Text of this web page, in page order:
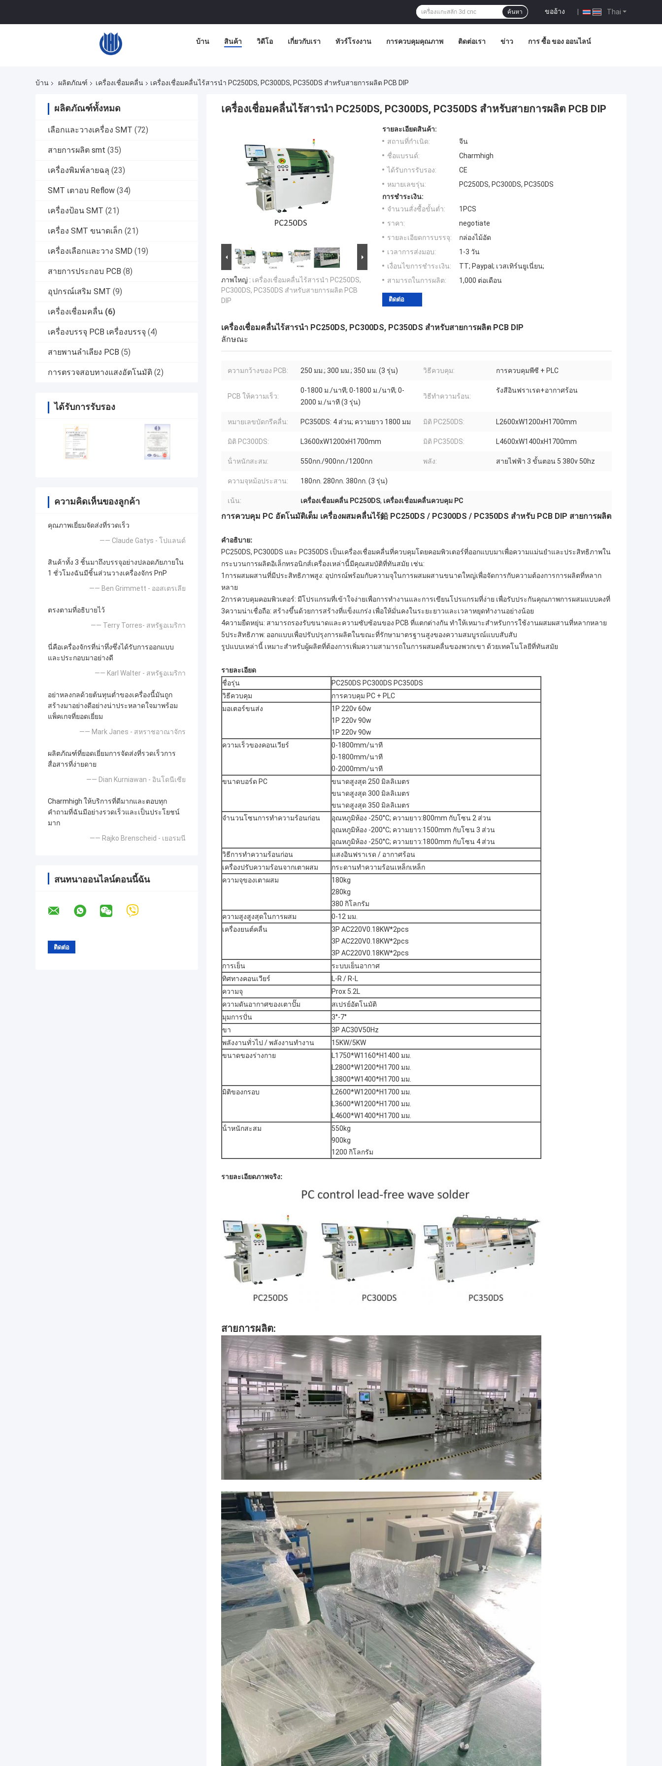
Thai
ขออ้าง |
ค้นหา
บ้าน สินค้า วิดีโอ เกี่ยวกับเรา ทัวร์โรงงาน การควบคุมคุณภาพ ติดต่อเรา ข่าว การ ซื้อ ของ ออนไลน์
บ้าน ผลิตภัณฑ์ เครื่องเชื่อมคลื่น เครื่องเชื่อมคลื่นไร้สารนํา PC250DS, PC300DS, PC350DS สําหรับสายการผลิต PCB DIP
ผลิตภัณฑ์ทั้งหมด
เลือกและวางเครื่อง SMT (72)
สายการผลิต smt (35)
เครื่องพิมพ์ลายฉลุ (23)
SMT เตาอบ Reflow (34)
เครื่องป้อน SMT (21)
เครื่อง SMT ขนาดเล็ก (21)
เครื่องเลือกและวาง SMD (19)
สายการประกอบ PCB (8)
อุปกรณ์เสริม SMT (9)
เครื่องเชื่อมคลื่น (6)
เครื่องบรรจุ PCB เครื่องบรรจุ (4)
สายพานลำเลียง PCB (5)
การตรวจสอบทางแสงอัตโนมัติ (2)
ได้รับการรับรอง
ความคิดเห็นของลูกค้า
คุณภาพเยี่ยมจัดส่งที่รวดเร็ว
—— Claude Gatys - โปแลนด์
สินค้าทั้ง 3 ชิ้นมาถึงบรรจุอย่างปลอดภัยภายใน
1 ชั่วโมงฉันมีชิ้นส่วนวางเครื่องจักร PnP
—— Ben Grimmett - ออสเตรเลีย
ตรงตามที่อธิบายไว้
—— Terry Torres- สหรัฐอเมริกา
นี่คือเครื่องจักรที่น่าทึ่งซึ่งได้รับการออกแบบ
และประกอบมาอย่างดี
—— Karl Walter - สหรัฐอเมริกา
อย่าหลงกลด้วยต้นทุนต่ำของเครื่องนี้มันถูก
สร้างมาอย่างดีอย่างน่าประหลาดใจมาพร้อม
แพ็คเกจที่ยอดเยี่ยม
—— Mark Janes - สหราชอาณาจักร
ผลิตภัณฑ์ที่ยอดเยี่ยมการจัดส่งที่รวดเร็วการ
สื่อสารที่ง่ายดาย
—— Dian Kurniawan - อินโดนีเซีย
Charmhigh ให้บริการที่ดีมากและตอบทุก
คำถามที่ฉันมีอย่างรวดเร็วและเป็นประโยชน์
มาก
—— Rajko Brenscheid - เยอรมนี
สนทนาออนไลน์ตอนนี้ฉัน
เครื่องเชื่อมคลื่นไร้สารนํา PC250DS, PC300DS, PC350DS สําหรับสายการผลิต PCB DIP
ภาพใหญ่ : เครื่องเชื่อมคลื่นไร้สารนํา PC250DS,
PC300DS, PC350DS สําหรับสายการผลิต PCB
DIP
รายละเอียดสินค้า:
สถานที่กำเนิด:
จีน
ชื่อแบรนด์:
Charmhigh
ได้รับการรับรอง:
CE
หมายเลขรุ่น:
PC250DS, PC300DS, PC350DS
การชำระเงิน:
จำนวนสั่งซื้อขั้นต่ำ:
1PCS
ราคา:
negotiate
รายละเอียดการบรรจุ:
กล่องไม้อัด
เวลาการส่งมอบ:
1-3 วัน
เงื่อนไขการชำระเงิน:
TT; Paypal; เวสเทิร์นยูเนี่ยน;
สามารถในการผลิต:
1,000 ต่อเดือน
ติดต่อ
เครื่องเชื่อมคลื่นไร้สารนํา PC250DS, PC300DS, PC350DS สําหรับสายการผลิต PCB DIP
ลักษณะ
ความกว้างของ PCB: 250 มม.; 300 มม.; 350 มม. (3 รุ่น) วิธีควบคุม: การควบคุมพีซี + PLC
PCB ให้ความเร็ว:
0-1800 ม./นาที; 0-1800 ม./นาที; 0-
2000 ม./นาที (3 รุ่น)
วิธีทำความร้อน:
รังสีอินฟราเรด+อากาศร้อน
หมายเลขบัดกรีคลื่น: PC350DS: 4 ส่วน; ความยาว 1800 มม มิติ PC250DS: L2600xW1200xH1700mm
มิติ PC300DS: L3600xW1200xH1700mm มิติ PC350DS: L4600xW1400xH1700mm
น้ําหนักสะสม: 550กก./900กก./1200กก พลัง: สายไฟฟ้า 3 ขั้นตอน 5 380v 50hz
ความจุหม้อประสาน: 180กก. 280กก. 380กก. (3 รุ่น)
เน้น: เครื่องเชื่อมคลื่น PC250DS, เครื่องเชื่อมคลื่นควบคุม PC
การควบคุม PC อัตโนมัติเต็ม เครื่องผสมคลื่นไร้鉛 PC250DS / PC300DS / PC350DS สําหรับ PCB DIP สายการผลิต
คําอธิบาย:
PC250DS, PC300DS และ PC350DS เป็นเครื่องเชื่อมคลื่นที่ควบคุมโดยคอมพิวเตอร์ที่ออกแบบมาเพื่อความแม่นยําและประสิทธิภาพใน
กระบวนการผลิตอิเล็กทรอนิกส์เครื่องเหล่านี้มีคุณสมบัติที่ทันสมัย เช่น:
1การผสมผสานที่มีประสิทธิภาพสูง: อุปกรณ์พร้อมกับความจุในการผสมผสานขนาดใหญ่เพื่อจัดการกับความต้องการการผลิตที่หลาก
หลาย
2การควบคุมคอมพิวเตอร์: มีโปรแกรมที่เข้าใจง่ายเพื่อการทํางานและการเขียนโปรแกรมที่ง่าย เพื่อรับประกันคุณภาพการผสมแบบคงที่
3ความน่าเชื่อถือ: สร้างขึ้นด้วยการสร้างที่แข็งแกร่ง เพื่อให้มั่นคงในระยะยาวและเวลาหยุดทํางานอย่างน้อย
4ความยืดหยุ่น: สามารถรองรับขนาดและความซับซ้อนของ PCB ที่แตกต่างกัน ทําให้เหมาะสําหรับการใช้งานผสมผสานที่หลากหลาย
5ประสิทธิภาพ: ออกแบบเพื่อปรับปรุงการผลิตในขณะที่รักษามาตรฐานสูงของความสมบูรณ์แบบสับสับ
รูปแบบเหล่านี้ เหมาะสําหรับผู้ผลิตที่ต้องการเพิ่มความสามารถในการผสมคลื่นของพวกเขา ด้วยเทคโนโลยีที่ทันสมัย
รายละเอียด
ชื่อรุ่น
PC250DS PC300DS PC350DS
วิธีควบคุม
การควบคุม PC + PLC
มอเตอร์ขนส่ง
1P 220v 60w
1P 220v 90w
1P 220v 90w
ความเร็วของคอนเวียร์
0-1800mm/นาที
0-1800mm/นาที
0-2000mm/นาที
ขนาดบอร์ด PC
ขนาดสูงสุด 250 มิลลิเมตร
ขนาดสูงสุด 300 มิลลิเมตร
ขนาดสูงสุด 350 มิลลิเมตร
จํานวนโซนการทําความร้อนก่อน
อุณหภูมิห้อง -250°C; ความยาว:800mm กับโซน 2 ส่วน
อุณหภูมิห้อง -200°C; ความยาว:1500mm กับโซน 3 ส่วน
อุณหภูมิห้อง -250°C; ความยาว:1800mm กับโซน 4 ส่วน
วิธีการทําความร้อนก่อน
แสงอินฟราเรด / อากาศร้อน
เครื่องปรับความร้อนจากเตาผสม
กระดานทําความร้อนเหล็กเหล็ก
ความจุของเตาผสม
180kg
280kg
380 กิโลกรัม
ความสูงสูงสุดในการผสม
0-12 มม.
เครื่องยนต์คลื่น
3P AC220V0.18KW*2pcs
3P AC220V0.18KW*2pcs
3P AC220V0.18KW*2pcs
การเย็น
ระบบเย็นอากาศ
ทิศทางคอนเวียร์
L-R / R-L
ความจุ
Prox 5.2L
ความดันอากาศของเตาปั๊ม
สเปรย์อัตโนมัติ
มุมการปั่น
3°-7°
ขา
3P AC30V50Hz
พลังงานทั่วไป / พลังงานทํางาน
15KW/5KW
ขนาดของร่างกาย
L1750*W1160*H1400 มม.
L2800*W1200*H1700 มม.
L3800*W1400*H1700 มม.
มิติของกรอบ
L2600*W1200*H1700 มม.
L3600*W1200*H1700 มม.
L4600*W1400*H1700 มม.
น้ําหนักสะสม
550kg
900kg
1200 กิโลกรัม
รายละเอียดภาพจริง:
สายการผลิต: